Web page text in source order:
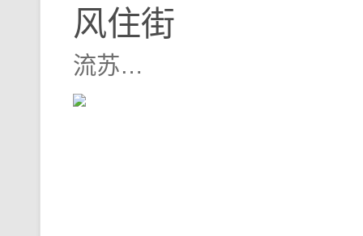
风住街
流苏…